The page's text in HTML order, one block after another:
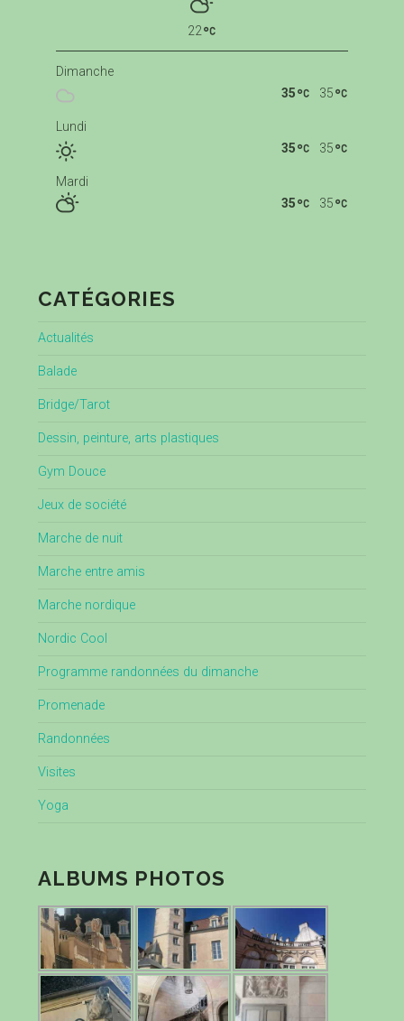
22
Dimanche
35
35
Lundi
35
35
Mardi
35
35
CATÉGORIES
Actualités
Balade
Bridge/Tarot
Dessin, peinture, arts plastiques
Gym Douce
Jeux de société
Marche de nuit
Marche entre amis
Marche nordique
Nordic Cool
Programme randonnées du dimanche
Promenade
Randonnées
Visites
Yoga
ALBUMS PHOTOS